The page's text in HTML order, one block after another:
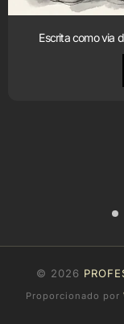
Escrita como via
© 2026
Proporcionado por